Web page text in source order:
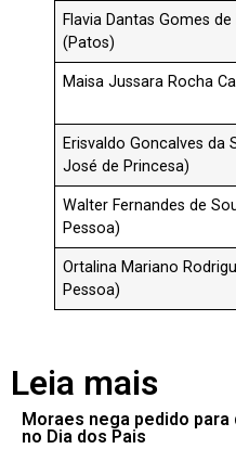
Flavia Dantas Gomes
(Patos)
Maisa Jussara Rocha
Erisvaldo Goncalves da
José de Princesa)
Walter Fernandes de
Pessoa)
Ortalina Mariano
Pessoa)
Leia mais
Moraes nega pedido
no Dia dos Pais